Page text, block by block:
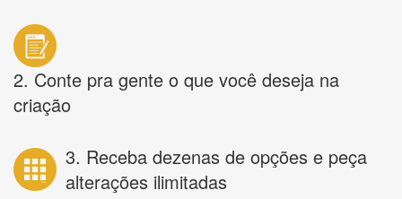
2. Conte pra gente o que você deseja na
criação
3. Receba dezenas de opções e peça
alterações ilimitadas